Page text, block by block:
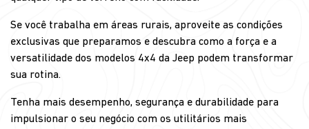
Se você trabalha em áreas rurais, aproveite as condições
exclusivas que preparamos e descubra como a força e a
versatilidade dos modelos 4x4 da Jeep podem transformar
sua rotina.
Tenha mais desempenho, segurança e durabilidade para
impulsionar o seu negócio com os utilitários mais